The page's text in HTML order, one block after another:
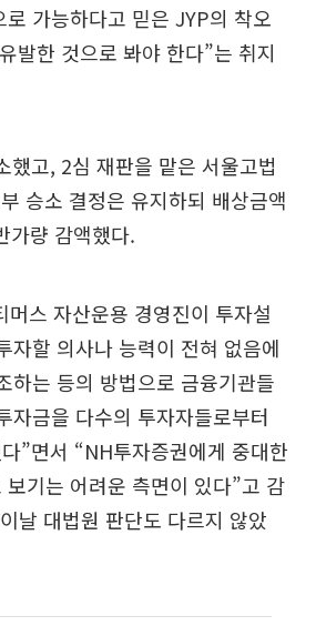
가능하다고 믿은 JYP의 착오
발한 것으로 봐야 한다”는 취지
했고, 2심 재판을 맡은 서울고법
승소 결정은 유지하되 배상금액
가량 감액했다.
머스 자산운용 경영진이 투자설
자할 의사나 능력이 전혀 없음에
하는 등의 방법으로 금융기관들
자금을 다수의 투자자들로부터
”면서 “NH투자증권에게 중대한
기는 어려운 측면이 있다”고 감
날 대법원 판단도 다르지 않았